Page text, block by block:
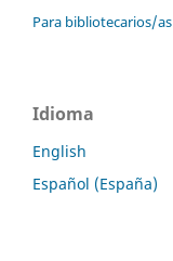
Para bibliotecarios/as
Idioma
English
Español (España)